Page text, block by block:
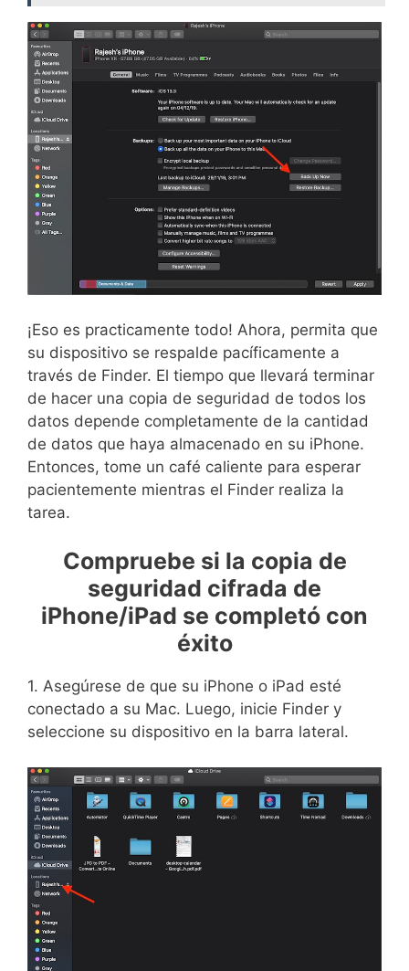
¡Eso es practicamente todo! Ahora, permita que
su dispositivo se respalde pacíficamente a
través de Finder. El tiempo que llevará terminar
de hacer una copia de seguridad de todos los
datos depende completamente de la cantidad
de datos que haya almacenado en su iPhone.
Entonces, tome un café caliente para esperar
pacientemente mientras el Finder realiza la
tarea.
Compruebe si la copia de
seguridad cifrada de
iPhone/iPad se completó con
éxito
1. Asegúrese de que su iPhone o iPad esté
conectado a su Mac. Luego, inicie Finder y
seleccione su dispositivo en la barra lateral.